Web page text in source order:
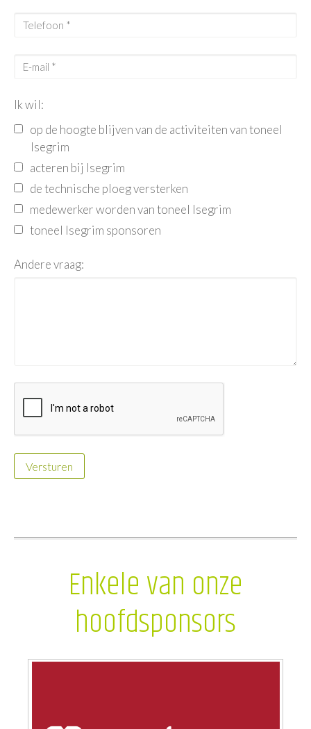
Ik wil:
op de hoogte blijven van de activiteiten van toneel
Isegrim
acteren bij Isegrim
de technische ploeg versterken
medewerker worden van toneel Isegrim
toneel Isegrim sponsoren
Andere vraag:
Versturen
Enkele van onze
hoofdsponsors